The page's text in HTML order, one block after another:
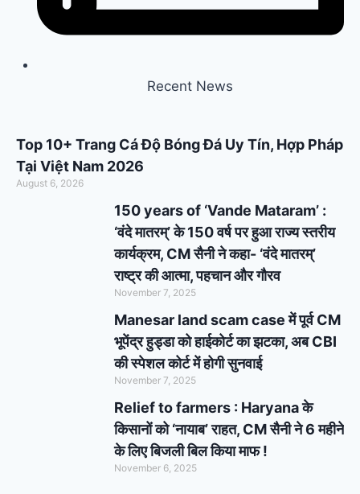
Recent News
Top 10+ Trang Cá Độ Bóng Đá Uy Tín, Hợp Pháp
Tại Việt Nam 2026
August 6, 2026
150 years of ‘Vande Mataram’ :
‘वंदे मातरम्’ के 150 वर्ष पर हुआ राज्य स्तरीय
कार्यक्रम, CM सैनी ने कहा- ‘वंदे मातरम्’
राष्ट्र की आत्मा, पहचान और गौरव
November 7, 2025
Manesar land scam case में पूर्व CM
भूपेंद्र हुड्डा को हाईकोर्ट का झटका, अब CBI
की स्पेशल कोर्ट में होगी सुनवाई
November 7, 2025
Relief to farmers : Haryana के
किसानों को ‘नायाब’ राहत, CM सैनी ने 6 महीने
के लिए बिजली बिल किया माफ !
November 6, 2025